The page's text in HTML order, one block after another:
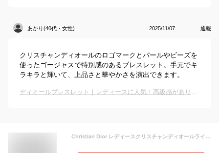
あかり(40代・女性) 2025/11/07 通報
クリスチャンディオールのロゴマークとパールやビーズを
使ったゴージャスで特別感のあるブレスレット。手元でキ
ラキラと輝いて、上品さと華やかさを演出できます。
ディオールブレスレット｜レディースに人気！高級感がありおしゃれなアクセサリーのおすすめは？
Christian Dior レディースクリスチャンディオールラインストーンCDロゴゴールドチェーンブレスレットホワイトクリスタルパールホワイトビーズCDロゴエンドプレートBRACELET GOLDD301GDサイズ調整可能 腕輪